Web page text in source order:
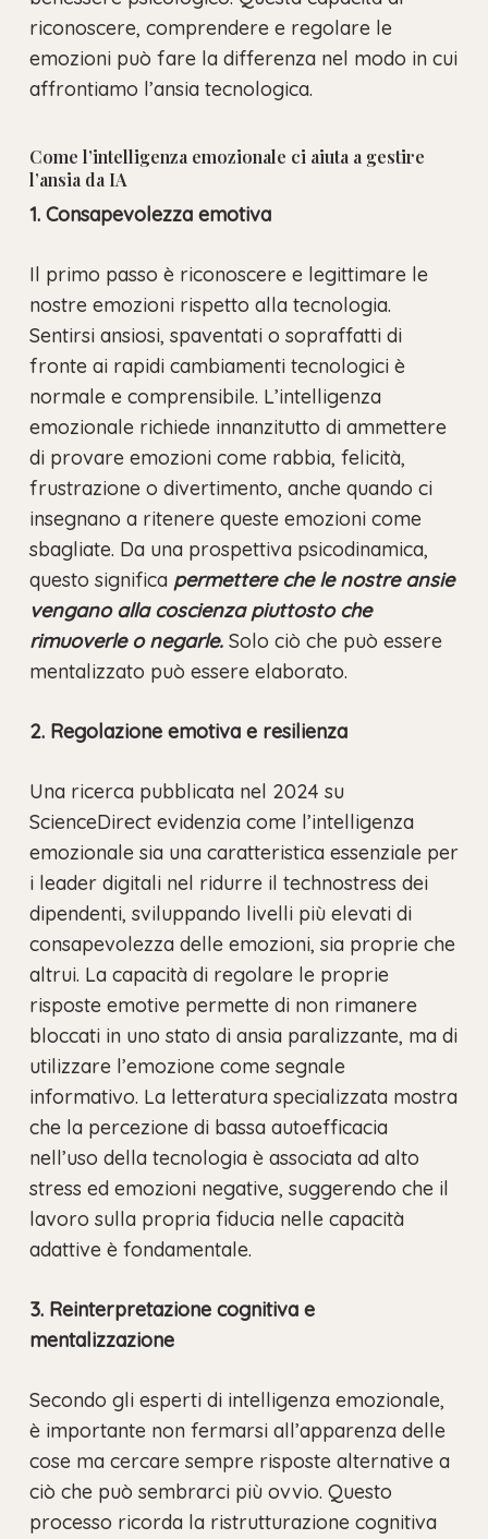
riconoscere, comprendere e regolare le
emozioni può fare la differenza nel modo in cui
affrontiamo l’ansia tecnologica.
Come l’intelligenza emozionale ci aiuta a gestire
l’ansia da IA
1. Consapevolezza emotiva
Il primo passo è riconoscere e legittimare le
nostre emozioni rispetto alla tecnologia.
Sentirsi ansiosi, spaventati o sopraffatti di
fronte ai rapidi cambiamenti tecnologici è
normale e comprensibile. L’intelligenza
emozionale richiede innanzitutto di ammettere
di provare emozioni come rabbia, felicità,
frustrazione o divertimento, anche quando ci
insegnano a ritenere queste emozioni come
sbagliate. Da una prospettiva psicodinamica,
questo significa permettere che le nostre ansie
vengano alla coscienza piuttosto che
rimuoverle o negarle.Solo ciò che può essere
mentalizzato può essere elaborato.
2. Regolazione emotiva e resilienza
Una ricerca pubblicata nel 2024 su
ScienceDirect evidenzia come l’intelligenza
emozionale sia una caratteristica essenziale per
i leader digitali nel ridurre il technostress dei
dipendenti, sviluppando livelli più elevati di
consapevolezza delle emozioni, sia proprie che
altrui. La capacità di regolare le proprie
risposte emotive permette di non rimanere
bloccati in uno stato di ansia paralizzante, ma di
utilizzare l’emozione come segnale
informativo. La letteratura specializzata mostra
che la percezione di bassa autoefficacia
nell’uso della tecnologia è associata ad alto
stress ed emozioni negative, suggerendo che il
lavoro sulla propria fiducia nelle capacità
adattive è fondamentale.
3. Reinterpretazione cognitiva e
mentalizzazione
Secondo gli esperti di intelligenza emozionale,
è importante non fermarsi all’apparenza delle
cose ma cercare sempre risposte alternative a
ciò che può sembrarci più ovvio. Questo
processo ricorda la ristrutturazione cognitiva